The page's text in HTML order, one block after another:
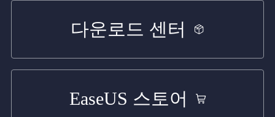
다운로드 센터
EaseUS 스토어